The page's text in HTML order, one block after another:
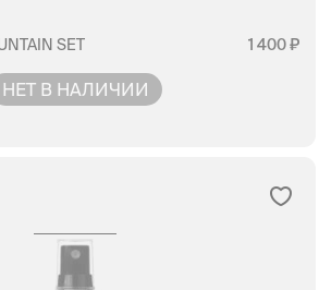
SET
1 400
НЕТ В НАЛИЧИИ